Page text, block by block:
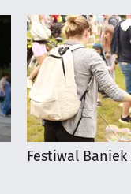
Festiwal